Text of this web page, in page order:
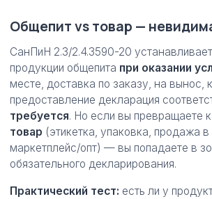
Общепит vs товар —
СанПиН 2.3/2.4.3590-20
продукции общепита при оказании
месте, доставка по заказу, на вынос,
предоставление декларация
требуется. Но если вы превращаете
товар (этикетка, упаковка, продажа в
маркетплейс/опт) — вы попадаете в
обязательного декларирования.
Практический тест: есть ли у